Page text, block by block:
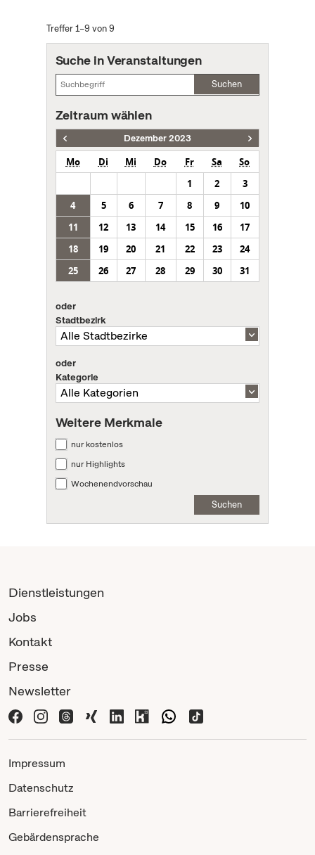
Treffer 1–9 von 9
Suche in Veranstaltungen
Suchen
Zeitraum wählen
Dezember 2023
Mo Di Mi Do Fr Sa
So
1
2
3
4
5 6 7 8 9
10
11
12 13 14 15 16
17
18
19 20 21 22 23
24
25
26 27 28 29 30 31
oder
Stadtbezirk
oder
Kategorie
Weitere Merkmale
nur kostenlos
nur Highlights
Wochenendvorschau
Suchen
Dienstleistungen
Jobs
Kontakt
Presse
Newsletter
Impressum
Datenschutz
Barrierefreiheit
Gebärdensprache